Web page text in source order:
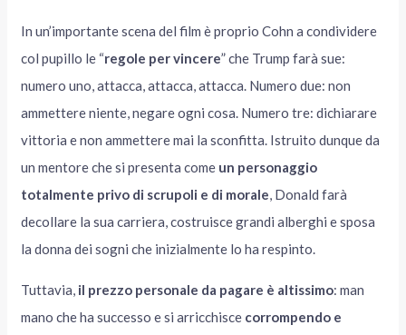
In un’importante scena del film è proprio Cohn a condividere
col pupillo le “regole per vincere” che Trump farà sue:
numero uno, attacca, attacca, attacca. Numero due: non
ammettere niente, negare ogni cosa. Numero tre: dichiarare
vittoria e non ammettere mai la sconfitta. Istruito dunque da
un mentore che si presenta come un personaggio
totalmente privo di scrupoli e di morale, Donald farà
decollare la sua carriera, costruisce grandi alberghi e sposa
la donna dei sogni che inizialmente lo ha respinto.
Tuttavia, il prezzo personale da pagare è altissimo: man
mano che ha successo e si arricchisce corrompendo e